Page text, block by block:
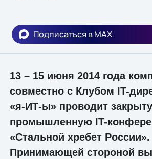
Подписаться в MAX
13 – 15 июня 2014 года
совместно с Клубом IT-
«я-ИТ-ы» проводит
промышленную IT-
«Стальной хребет России».
Принимающей стороной